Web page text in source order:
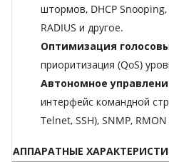
штормов, DHCP
RADIUS и другое.
Оптимизация
приоритизация (QoS)
Автономное
интерфейс командной
Telnet, SSH), SNMP,
АППАРАТНЫЕ